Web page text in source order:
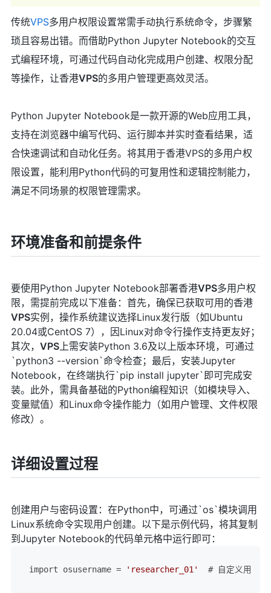
传统VPS多用户权限设置常需手动执行系统命令，步骤繁
琐且容易出错。而借助Python Jupyter Notebook的交互
式编程环境，可通过代码自动化完成用户创建、权限分配
等操作，让香港VPS的多用户管理更高效灵活。
Python Jupyter Notebook是一款开源的Web应用工具，
支持在浏览器中编写代码、运行脚本并实时查看结果，适
合快速调试和自动化任务。将其用于香港VPS的多用户权
限设置，能利用Python代码的可复用性和逻辑控制能力，
满足不同场景的权限管理需求。
环境准备和前提条件
要使用Python Jupyter Notebook部署香港VPS多用户权
限，需提前完成以下准备：首先，确保已获取可用的香港
VPS实例，操作系统建议选择Linux发行版（如Ubuntu
20.04或CentOS 7），因Linux对命令行操作支持更友好；
其次， VPS上需安装Python 3.6及以上版本环境，可通过
`python3 --version`命令检查；最后，安装Jupyter
Notebook，在终端执行`pip install jupyter`即可完成安
装。此外，需具备基础的Python编程知识（如模块导入、
变量赋值）和Linux命令操作能力（如用户管理、文件权限
修改）。
详细设置过程
创建用户与密码设置：在Python中，可通过`os`模块调用
Linux系统命令实现用户创建。以下是示例代码，将其复制
到Jupyter Notebook的代码单元格中运行即可：
import osusername = 'researcher_01'
# 自定义用户